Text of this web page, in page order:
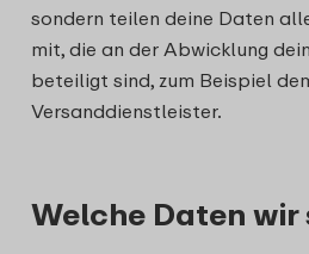
sondern teilen deine Daten
mit, die an der Abwicklung
beteiligt sind, zum Beispiel
Versanddienstleister.
Welche Daten wir